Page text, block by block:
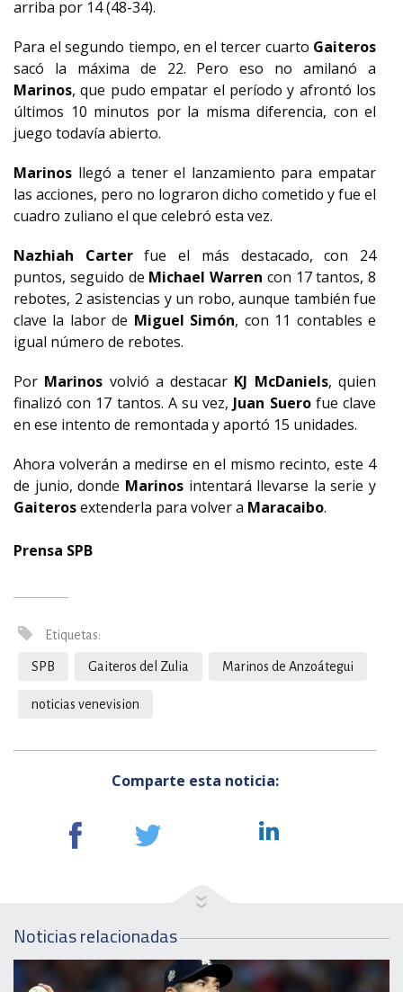
arriba por 14 (48-34).
Para el segundo tiempo, en el tercer cuarto Gaiteros
sacó la máxima de 22. Pero eso no amilanó a
Marinos, que pudo empatar el período y afrontó los
últimos 10 minutos por la misma diferencia, con el
juego todavía abierto.
Marinos llegó a tener el lanzamiento para empatar
las acciones, pero no lograron dicho cometido y fue el
cuadro zuliano el que celebró esta vez.
Nazhiah Carterfue el más destacado, con 24
puntos, seguido de Michael Warren con 17 tantos, 8
rebotes, 2 asistencias y un robo, aunque también fue
clave la labor de Miguel Simón, con 11 contables e
igual número de rebotes.
Por Marinos volvió a destacar KJ McDaniels, quien
finalizó con 17 tantos. A su vez, Juan Suerofue clave
en ese intento de remontada y aportó 15 unidades.
Ahora volverán a medirse en el mismo recinto, este 4
de junio, donde Marinosintentará llevarse la serie y
Gaiterosextenderla para volver a Maracaibo.
Prensa SPB
Etiquetas:
SPB Gaiteros del Zulia Marinos de Anzoátegui
noticias venevision
Comparte esta noticia:
Noticias relacionadas